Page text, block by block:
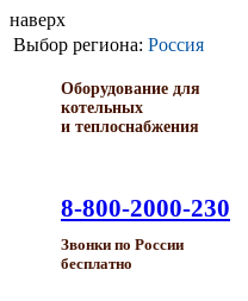
наверх
Выбор региона: Россия
Оборудование для
котельных
и теплоснабжения
8-800-2000-230
Звонки по России
бесплатно